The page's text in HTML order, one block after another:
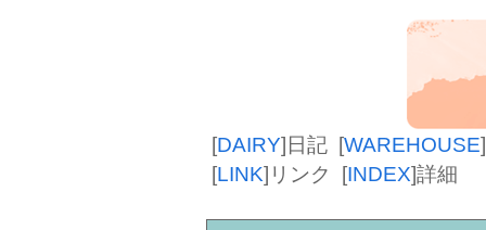
[DAIRY]日記 [WAREHOUSE]
[LINK] リンク [INDEX]詳細